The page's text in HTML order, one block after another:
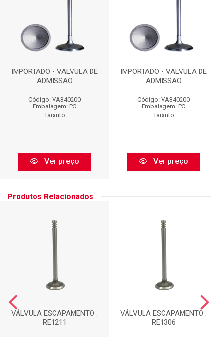
IMPORTADO - VALVULA DE
ADMISSAO
Código: VA340200
Embalagem: PC
Taranto
Ver preço
IMPORTADO - VALVULA DE
ADMISSAO
Código: VA340200
Embalagem: PC
Taranto
Ver preço
Produtos Relacionados
VÁLVULA ESCAPAMENTO :
RE1211
VÁLVULA ESCAPAMENTO :
RE1306